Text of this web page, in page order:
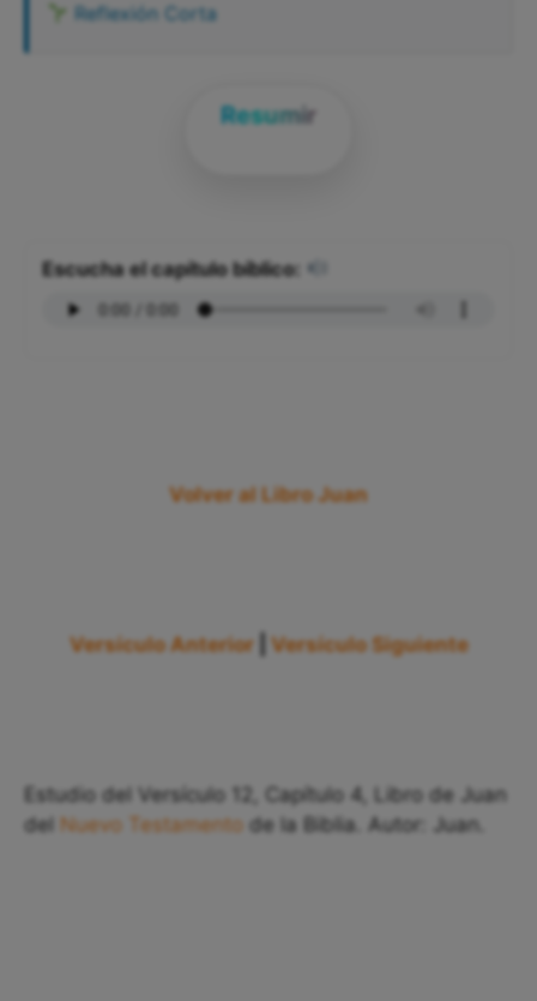
Reflexión Corta
Resumir
Escucha el capítulo bíblico:
Volver al Libro Juan
Versículo Anterior Versículo Siguiente
Estudio del Versículo 12, Capítulo 4, Libro de Juan
del Nuevo Testamento de la Biblia. Autor: Juan.